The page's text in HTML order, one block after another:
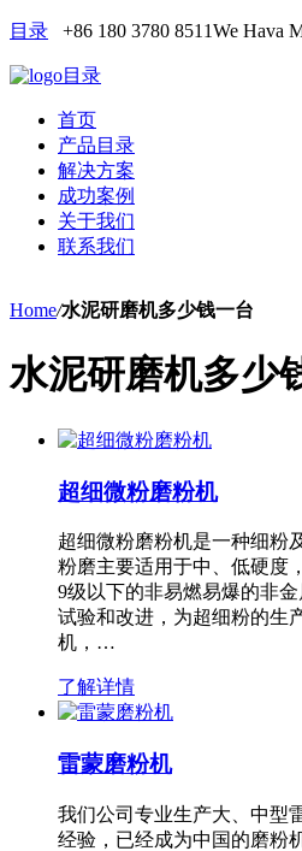
目录 +86 180 3780 8511We Hava
目录
首页
产品目录
解决方案
成功案例
关于我们
联系我们
Home/水泥研磨机多少钱一台
水泥研磨机多少
超细微粉磨粉机
超细微粉磨粉机是一种细粉
粉磨主要适用于中、低硬度
9级以下的非易燃易爆的非
试验和改进，为超细粉的生
机，…
了解详情
雷蒙磨粉机
我们公司专业生产大、中型
经验，已经成为中国的磨粉